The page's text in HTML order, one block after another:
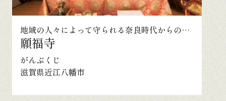
地域の人々によって守られる奈良時代からの古刹
願福寺
がんぷくじ
滋賀県近江八幡市